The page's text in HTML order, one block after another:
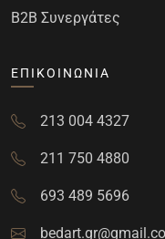
B2B Συνεργάτες
ΕΠΙΚΟΙΝΩΝΊΑ
213 004 4327
211 750 4880
693 489 5696